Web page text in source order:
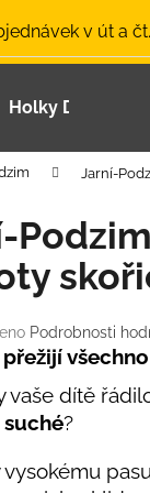
v út a čt.
Holky Dupeťačky
Jarní-
Podrobnosti
všechno
vaše dítě
suché?
vysokému
BAMBUSOVÉ